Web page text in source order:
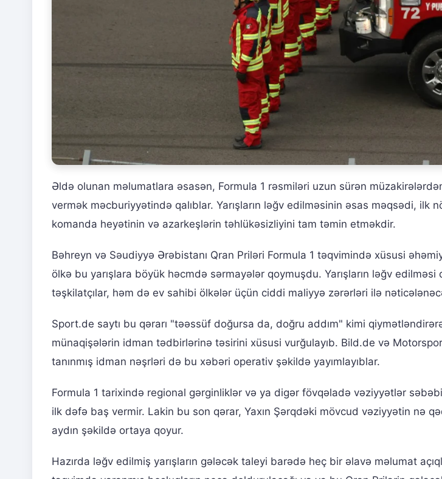
Əldə olunan məlumatlara əsasən, Formula 1 rəsmiləri uzun sürən
vermək məcburiyyətində qalıblar. Yarışların ləğv edilməsinin əsas məqsədi, ilk
komanda heyətinin və azarkeşlərin təhlükəsizliyini tam təmin etməkdir.
Bəhreyn və Səudiyyə Ərəbistanı Qran Priləri Formula 1 təqvimində xüsusi
ölkə bu yarışlara böyük həcmdə sərmayələr qoymuşdu. Yarışların ləğv edilməsi
təşkilatçılar, həm də ev sahibi ölkələr üçün ciddi maliyyə zərərləri ilə
Sport.de saytı bu qərarı "təəssüf doğursa da, doğru addım" kimi
münaqişələrin idman tədbirlərinə təsirini xüsusi vurğulayıb. Bild.de və
tanınmış idman nəşrləri də bu xəbəri operativ şəkildə yayımlayıblar.
Formula 1 tarixində regional gərginliklər və ya digər fövqəladə vəziyyətlər
ilk dəfə baş vermir. Lakin bu son qərar, Yaxın Şərqdəki mövcud vəziyyətin nə
aydın şəkildə ortaya qoyur.
Hazırda ləğv edilmiş yarışların gələcək taleyi barədə heç bir əlavə məlumat